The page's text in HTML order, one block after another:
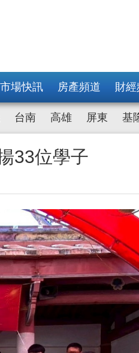
市場快訊 房產頻道 財經
台南 高雄 屏東 基
33位學子